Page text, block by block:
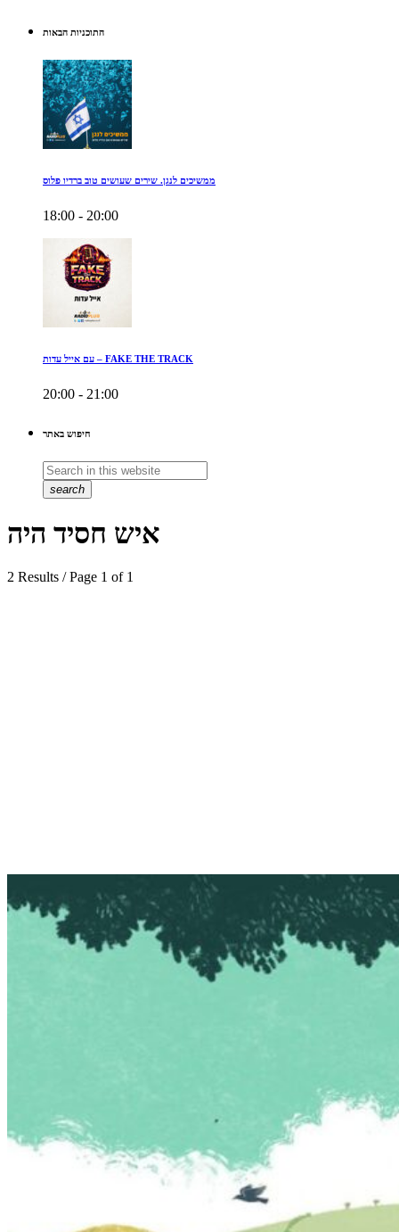
התוכניות הבאות
ממשיכים לנגן. שירים שעושים טוב ברדיו פלוס
18:00 - 20:00
עם אייל עדות – FAKE THE TRACK
20:00 - 21:00
חיפוש באתר
search
איש חסיד היה
2 Results / Page 1 of 1